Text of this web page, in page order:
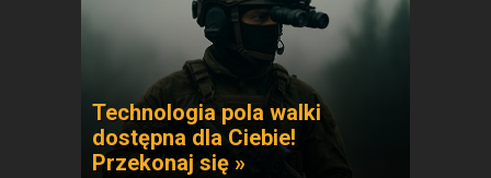
Technologia pola walki
dostępna dla Ciebie!
Przekonaj się »